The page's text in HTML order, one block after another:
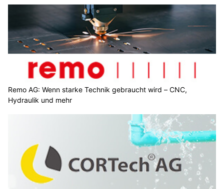
Remo AG: Wenn starke Technik gebraucht wird – CNC,
Hydraulik und mehr